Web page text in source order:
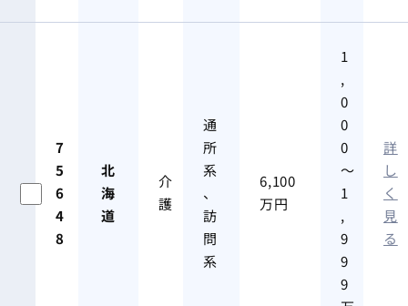
7
5
6
4
8
北
海
道
介
護
通
所
系
、
訪
問
系
6,100
万円
1
,
0
0
0
～
1
,
9
9
9
詳
し
く
見
る